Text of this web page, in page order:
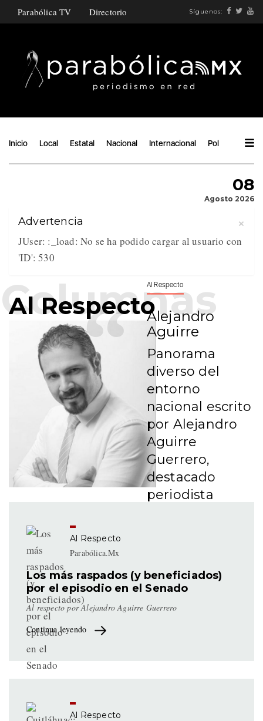
Parabólica TV Directorio Síguenos:
Inicio Local Estatal Nacional Internacional Política
08
Agosto 2026
×
Advertencia
JUser: :_load: No se ha podido cargar al usuario con
'ID': 530
Al Respecto
Al Respecto
Alejandro
Aguirre
Panorama
diverso del
entorno
nacional escrito
por Alejandro
Aguirre
Guerrero,
destacado
periodista
“Carlos Loret
Al Respecto
Parabólica.Mx
Los más raspados (y beneficiados)
por el episodio en el Senado
Al respecto por Alejandro Aguirre Guerrero
Continua leyendo
Al Respecto